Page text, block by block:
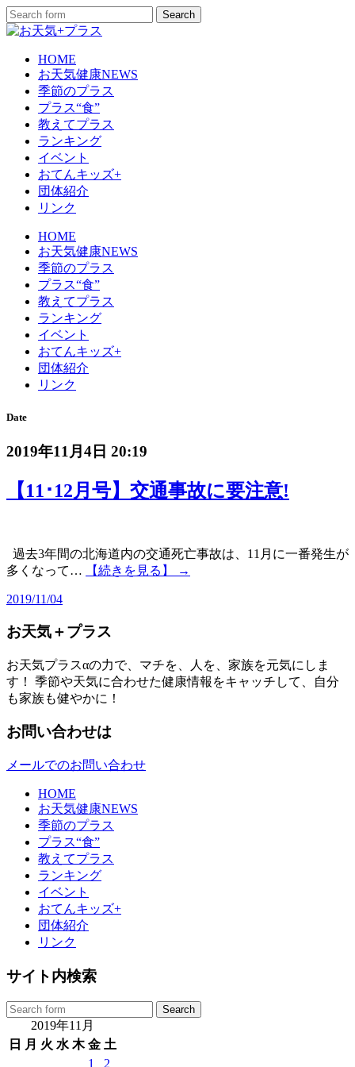
HOME
お天気健康NEWS
季節のプラス
プラス“食”
教えてプラス
ランキング
イベント
おてんキッズ+
団体紹介
リンク
HOME
お天気健康NEWS
季節のプラス
プラス“食”
教えてプラス
ランキング
イベント
おてんキッズ+
団体紹介
リンク
Date
2019年11月4日 20:19
【11･12月号】交通事故に要注意!
過去3年間の北海道内の交通死亡事故は、11月に一番発生が
多くなって…
【続きを見る】 →
2019/11/04
お天気＋プラス
お天気プラスαの力で、マチを、人を、家族を元気にしま
す！ 季節や天気に合わせた健康情報をキャッチして、自分
も家族も健やかに！
お問い合わせは
メールでのお問い合わせ
HOME
お天気健康NEWS
季節のプラス
プラス“食”
教えてプラス
ランキング
イベント
おてんキッズ+
団体紹介
リンク
サイト内検索
2019年11月
日 月 火 水 木 金 土
1
2